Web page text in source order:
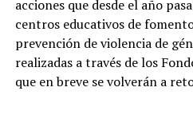
acciones que desde el año
centros educativos de
prevención de violencia de
realizadas a través de los
que en breve se volverán a